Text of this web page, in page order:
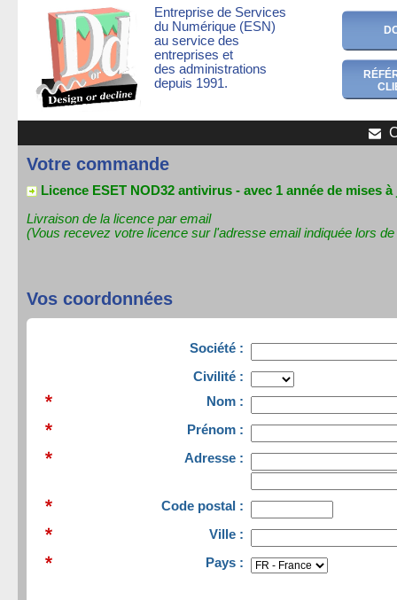
Entreprise de Services
du Numérique (ESN)
au service des
entreprises et
des administrations
depuis 1991.
Votre commande
Licence ESET NOD32 antivirus - avec 1 année de mises
Livraison de la licence par email
(Vous recevez votre licence sur l'adresse email indiquée lors
Vos coordonnées
Société :
Civilité :
Nom :
Prénom :
Adresse :
Code postal :
Ville :
Pays :